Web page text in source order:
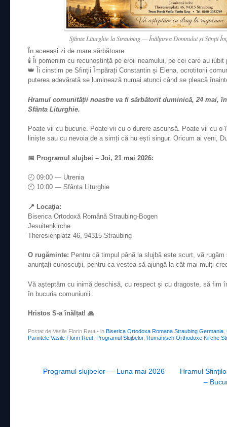
Sfânta Liturghie la Straubing — Înălțarea Domnului și Sfinții
În aceeași zi de mare sărbătoare:
🕯️ Îi pomenim cu recunoștință pe eroii neamului, pe cei care au iubit
👑 Îi cinstim pe Sfinții Împărați Constantin și Elena, ocrotitorii
puterea adevărată se luminează numai atunci când se pleacă
Hramul comunității noastre va fi sărbătorit duminică, 24 mai,
Sfânta Liturghie.
Poate vii cu bucurie. Poate vii cu o durere ascunsă. Poate vii cu o
liniște sau cu nevoia de a simți că nu ești singur. Oricum ai veni,
📅 Programul slujbei – Joi, 21 mai 2026:
🕘 09:00 — Utrenia
🕙 10:00 — Sfânta Liturghie
📍 Locaţia:
Biserica Ortodoxă Română Straubing-Bogen
Jesuitenkirche
Theresienplatz 46, 94315 Straubing
O rugăminte: Pentru că timpul până la slujbă este scurt, vă
anunțați cunoscuții, pentru ca vestea să ajungă la cât mai mulți
Vă așteptăm cu inimă deschisă, cu respect și cu dragoste, să fim
în bucuria comuniunii.
Hristos S-a înălțat! 🙏
Postat de Vasile Florin Reut • in Biserica Ortodoxa Romana Straubing Germania
Parintele Vasile Florin Reut Programul Slujbelor, Rumänisch Orthodoxe Kirche
Post navigation
Programul slujbelor — Luna mai 2026
Hramul
–